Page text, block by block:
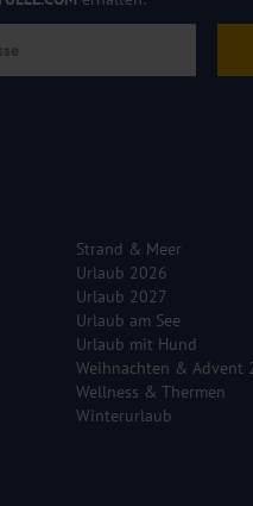
Strand & Meer
Urlaub 2026
Urlaub 2027
Urlaub am See
Urlaub mit Hund
Weihnachten & Advent
Wellness & Thermen
Winterurlaub